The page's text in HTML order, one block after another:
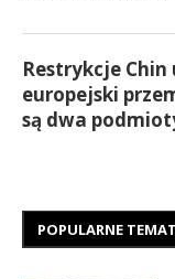
Restrykcje
europejski
są dwa
POPULARNE